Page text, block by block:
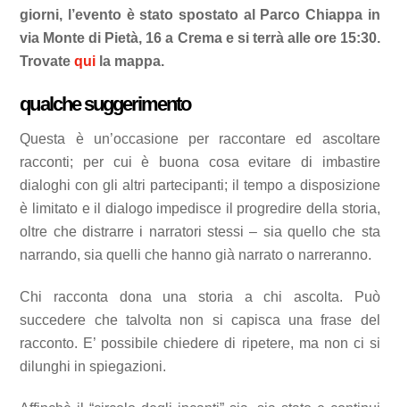
giorni, l’evento è stato spostato al Parco Chiappa in
via Monte di Pietà, 16 a Crema e si terrà alle ore 15:30.
Trovatequi la mappa.
qualche suggerimento
Questa è un’occasione per raccontare ed ascoltare
racconti; per cui è buona cosa evitare di imbastire
dialoghi con gli altri partecipanti; il tempo a disposizione
è limitato e il dialogo impedisce il progredire della storia,
oltre che distrarre i narratori stessi – sia quello che sta
narrando, sia quelli che hanno già narrato o narreranno.
Chi racconta dona una storia a chi ascolta. Può
succedere che talvolta non si capisca una frase del
racconto. E’ possibile chiedere di ripetere, ma non ci si
dilunghi in spiegazioni.